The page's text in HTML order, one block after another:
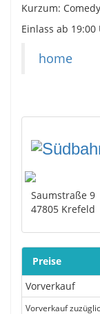
Kurzum:
Einlass ab 19:00
home
Saumstraße 9
47805 Krefeld
Preise
Vorverkauf
Vorverkauf